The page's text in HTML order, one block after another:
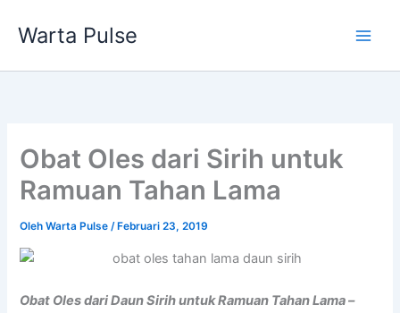
Warta Pulse
Obat Oles dari Sirih untuk
Ramuan Tahan Lama
OlehWarta Pulse/ Februari 23, 2019
Obat Oles dari Daun Sirih untuk Ramuan Tahan Lama –